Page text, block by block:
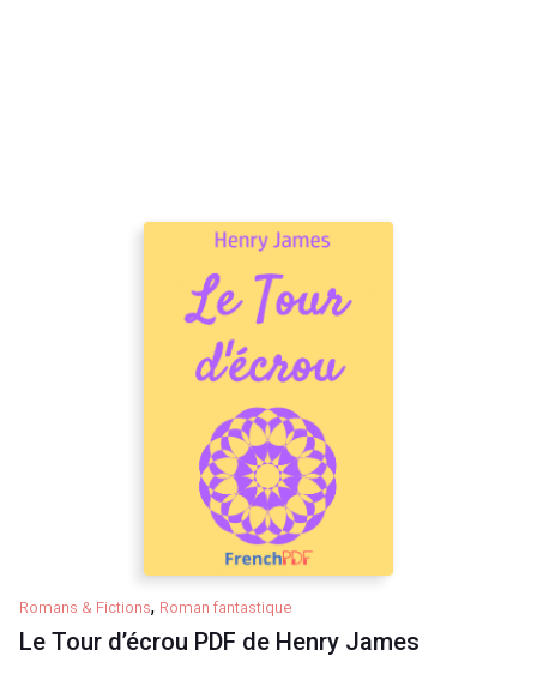
Romans & Fictions, Roman fantastique
Le Tour d’écrou PDF de Henry James